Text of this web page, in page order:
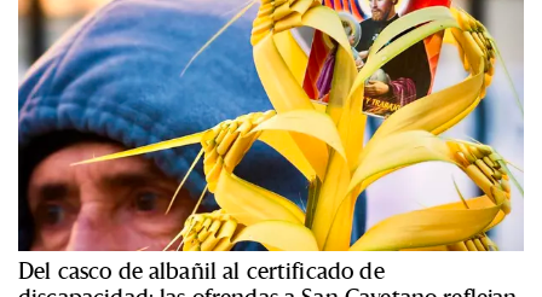
Del casco de albañil al certificado de